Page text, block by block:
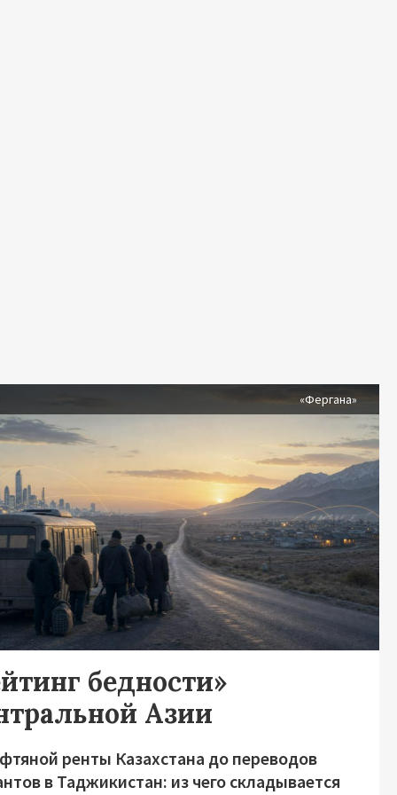
«Фергана»
бедности»
Азии
ренты Казахстана до переводов
в Таджикистан: из чего складывается